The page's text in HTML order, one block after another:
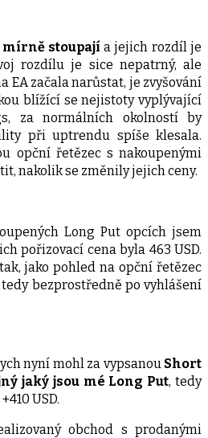
mírně stoupajía jejich rozdíl je
rozdílu je sice nepatrný, ale
EA začala narůstat, je zvyšování
blížící se nejistoty vyplývající
za normálních okolností by
při uptrendu spíše klesala.
opční řetězec s nakoupenými
nakolik se změnily jejich ceny.
Long Put opcích jsem
pořizovací cena byla 463 USD.
jako pohled na opční řetězec
bezprostředně po vyhlášení
nyní mohl za vypsanou Short
jaký jsou mé Long Put, tedy
USD.
obchod s prodanými